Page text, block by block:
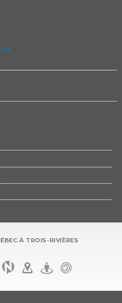
À TROIS-RIVIÈRES